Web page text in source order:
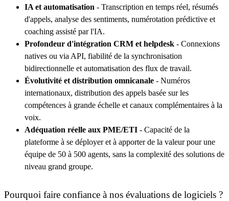
IA et automatisation - Transcription en temps réel, résumés
d'appels, analyse des sentiments, numérotation prédictive et
coaching assisté par l'IA.
Profondeur d'intégration CRM et helpdesk - Connexions
natives ou via API, fiabilité de la synchronisation
bidirectionnelle et automatisation des flux de travail.
Évolutivité et distribution omnicanale - Numéros
internationaux, distribution des appels basée sur les
compétences à grande échelle et canaux complémentaires à la
voix.
Adéquation réelle aux PME/ETI - Capacité de la
plateforme à se déployer et à apporter de la valeur pour une
équipe de 50 à 500 agents, sans la complexité des solutions de
niveau grand groupe.
Pourquoi faire confiance à nos évaluations de logiciels ?